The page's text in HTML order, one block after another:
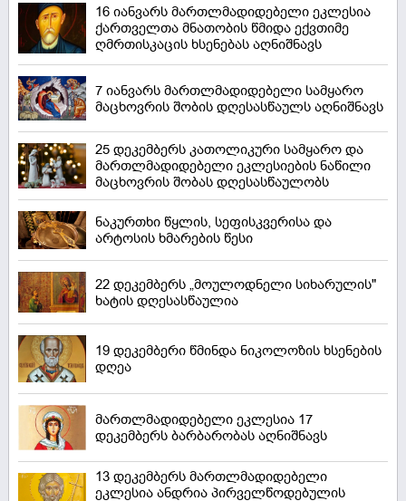
16 იანვარს მართლმადიდებელი ეკლესია
ქართველთა მნათობის წმიდა ექვთიმე
ღმრთისკაცის ხსენებას აღნიშნავს
7 იანვარს მართლმადიდებელი სამყარო
მაცხოვრის შობის დღესასწაულს აღნიშნავს
25 დეკემბერს კათოლიკური სამყარო და
მართლმადიდებელი ეკლესიების ნაწილი
მაცხოვრის შობას დღესასწაულობს
ნაკურთხი წყლის, სეფისკვერისა და
არტოსის ხმარების წესი
22 დეკემბერს „მოულოდნელი სიხარულის"
ხატის დღესასწაულია
19 დეკემბერი წმინდა ნიკოლოზის ხსენების
დღეა
მართლმადიდებელი ეკლესია 17
დეკემბერს ბარბარობას აღნიშნავს
13 დეკემბერს მართლმადიდებელი
ეკლესია ანდრია პირველწოდებულის